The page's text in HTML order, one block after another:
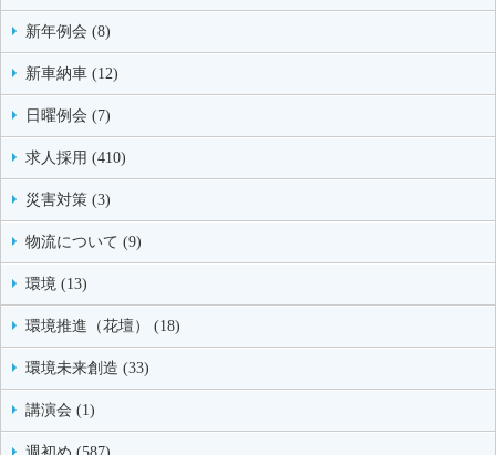
新年例会 (8)
新車納車 (12)
日曜例会 (7)
求人採用 (410)
災害対策 (3)
物流について (9)
環境 (13)
環境推進（花壇） (18)
環境未来創造 (33)
講演会 (1)